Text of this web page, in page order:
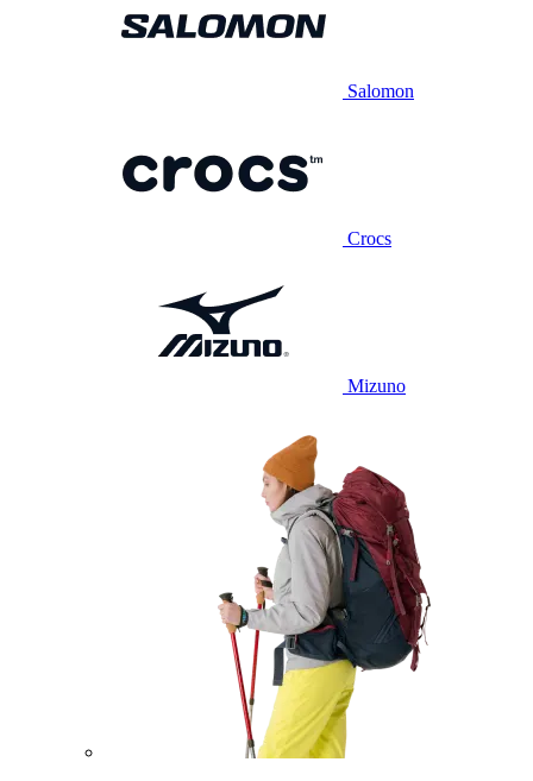
Salomon
Crocs
Mizuno